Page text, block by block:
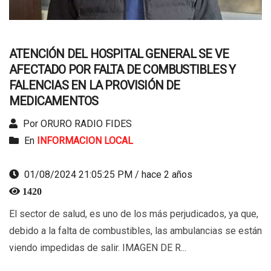
ATENCIÓN DEL HOSPITAL GENERAL SE VE
AFECTADO POR FALTA DE COMBUSTIBLES Y
FALENCIAS EN LA PROVISIÓN DE
MEDICAMENTOS
Por ORURO RADIO FIDES
En INFORMACION LOCAL
01/08/2024 21:05:25 PM / hace 2 años
1420
El sector de salud, es uno de los más perjudicados, ya que,
debido a la falta de combustibles, las ambulancias se están
viendo impedidas de salir. IMAGEN DE R...